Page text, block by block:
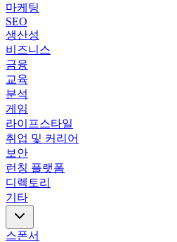
마케팅
SEO
생산성
비즈니스
금융
교육
분석
게임
라이프스타일
취업 및 커리어
보안
런칭 플랫폼
디렉토리
기타
스폰서